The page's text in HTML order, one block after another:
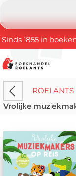
Sinds 1855 in boeken
ROELANTS